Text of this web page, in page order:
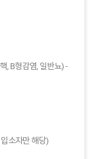
, B형감염, 일반뇨) -
소자만 해당)